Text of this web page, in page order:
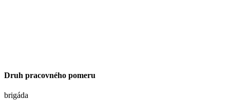
Druh pracovného pomeru
brigáda